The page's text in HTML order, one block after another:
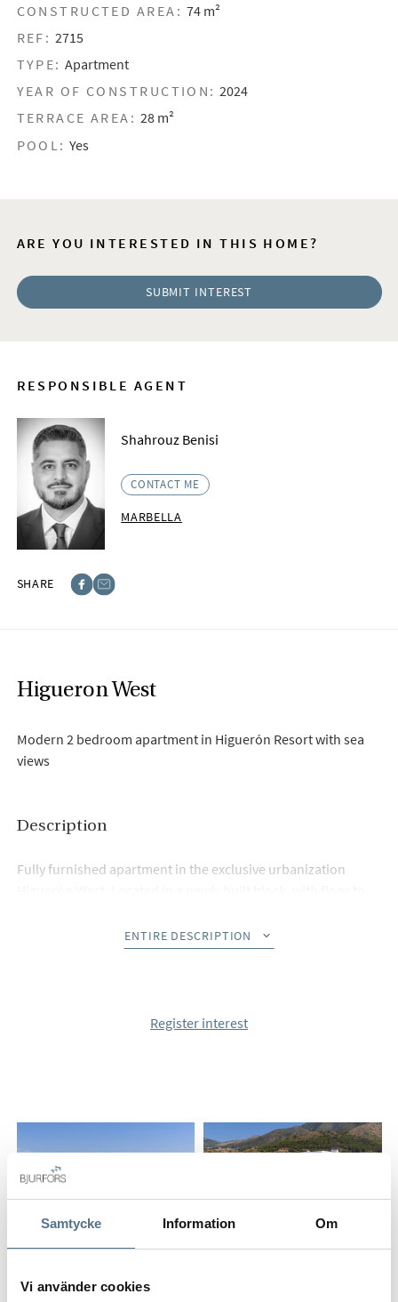
Samtycke Information Om
Vi använder cookies
CONSTRUCTED AREA: 74 m²
REF: 2715
TYPE: Apartment
YEAR OF CONSTRUCTION: 2024
TERRACE AREA: 28 m²
POOL: Yes
ARE YOU INTERESTED IN THIS HOME?
SUBMIT INTEREST
RESPONSIBLE AGENT
Shahrouz Benisi
CONTACT ME
MARBELLA
SHARE
Higueron West
Modern 2 bedroom apartment in Higuerón Resort with sea
views
Description
Fully furnished apartment in the exclusive urbanization
underfloor heating in the bathrooms and sea views from the
main outdoor area. Other features include fitted wardrobes,
ENTIRE DESCRIPTION
Register interest